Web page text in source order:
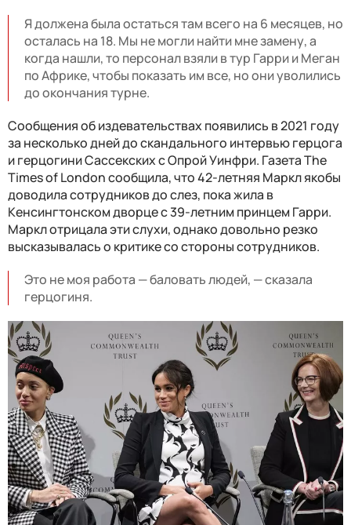
Я должена была остаться там всего на 6 месяцев, но
осталась на 18. Мы не могли найти мне замену, а
когда нашли, то персонал взяли в тур Гарри и Меган
по Африке, чтобы показать им все, но они уволились
до окончания турне.
Сообщения об издевательствах появились в 2021 году
за несколько дней до скандального интервью герцога
и герцогини Сассекских с Опрой Уинфри. Газета The
Times of London сообщила, что 42-летняя Маркл якобы
доводила сотрудников до слез, пока жила в
Кенсингтонском дворце с 39-летним принцем Гарри.
Маркл отрицала эти слухи, однако довольно резко
высказывалась о критике со стороны сотрудников.
Это не моя работа — баловать людей, — сказала
герцогиня.